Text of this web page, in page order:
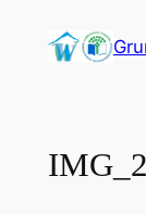
Inhalt